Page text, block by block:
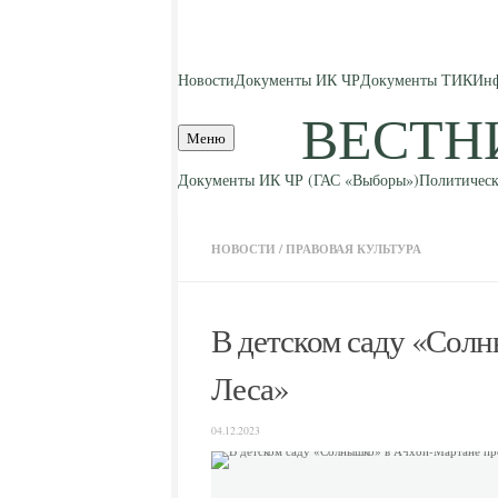
НовостиДокументы ИК ЧРДокументы ТИК
Меню
Документы ИК ЧР (ГАС «Выборы»)
НОВОСТИ /ПРАВОВАЯ КУЛЬТУРА
В детском саду
Леса»
04.12.2023